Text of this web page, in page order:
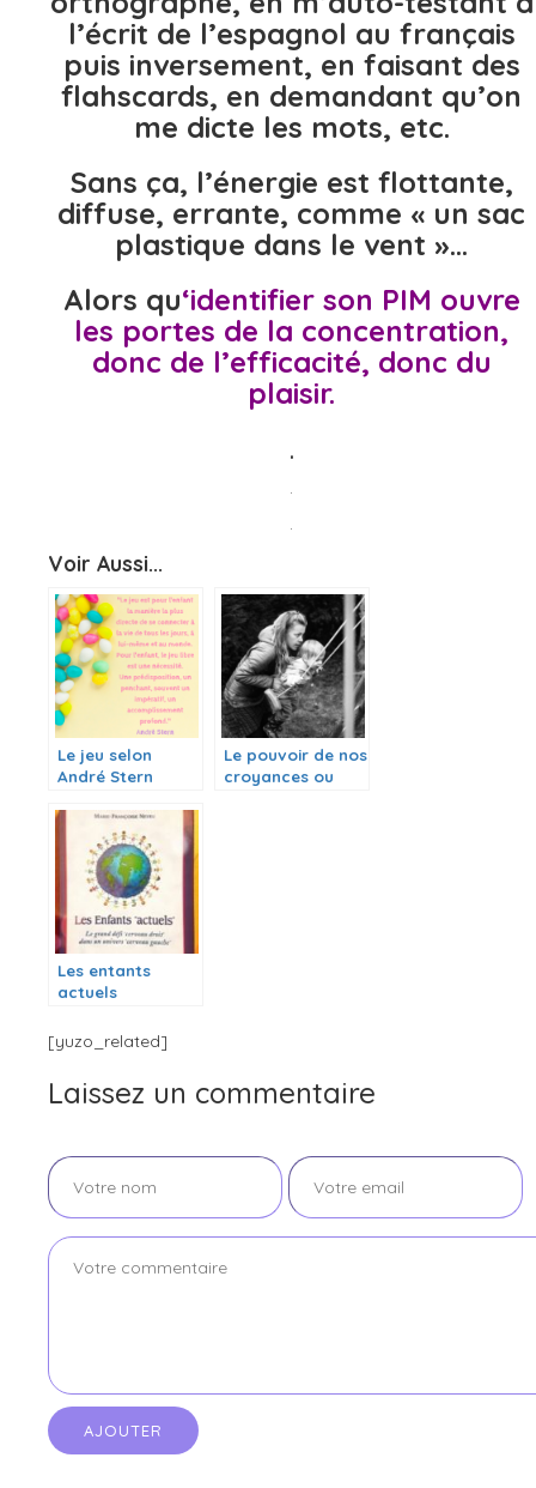
l’écrit de l’espagnol au français
puis inversement, en faisant des
flahscards, en demandant qu’on
me dicte les mots, etc.
Sans ça, l’énergie est flottante,
diffuse, errante, comme « un sac
plastique dans le vent »…
Alors qu‘identifier son PIM ouvre
les portes de la concentration,
donc de l’efficacité, donc du
plaisir.
.
.
.
Voir Aussi...
Le jeu selon
André Stern
Le pouvoir de nos
croyances ou
Les entants
actuels
[yuzo_related]
Laissez un commentaire